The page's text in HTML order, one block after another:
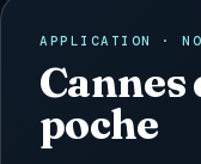
APPLICATION ·
poche